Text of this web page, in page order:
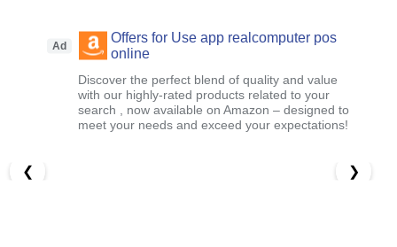
Ad
Offers for Use app realcomputer pos
online
Discover the perfect blend of quality and value
with our highly-rated products related to your
search , now available on Amazon – designed to
meet your needs and exceed your expectations!
❮ ❯